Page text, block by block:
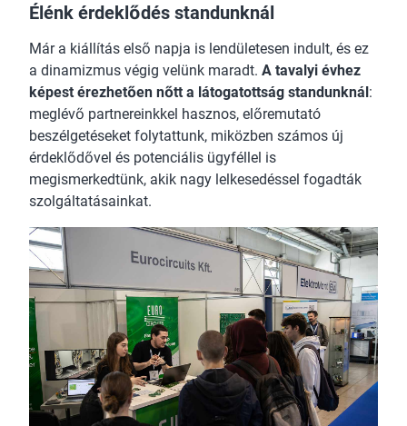
Élénk érdeklődés standunknál
Már a kiállítás első napja is lendületesen indult, és ez
a dinamizmus végig velünk maradt. A tavalyi évhez
képest érezhetően nőtt a látogatottság standunknál:
meglévő partnereinkkel hasznos, előremutató
beszélgetéseket folytattunk, miközben számos új
érdeklődővel és potenciális ügyféllel is
megismerkedtünk, akik nagy lelkesedéssel fogadták
szolgáltatásainkat.